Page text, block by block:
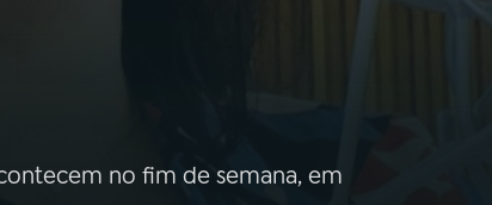
no fim de semana, em